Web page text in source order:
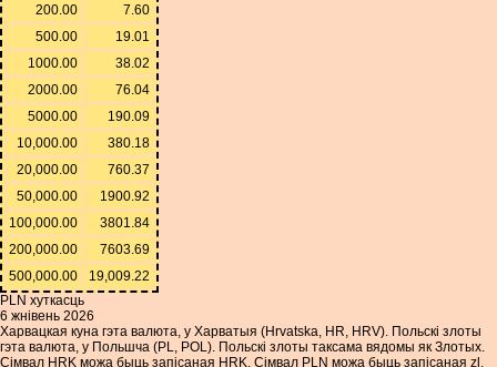
200.00
7.60
500.00
19.01
1000.00
38.02
2000.00
76.04
5000.00
190.09
10,000.00
380.18
20,000.00
760.37
50,000.00
1900.92
100,000.00
3801.84
200,000.00
7603.69
500,000.00
19,009.22
PLN хуткасць
6 жнівень 2026
Харвацкая куна гэта валюта, у Харватыя (Hrvatska, HR, HRV). Польскі злоты
гэта валюта, у Польшча (PL, POL). Польскі злоты таксама вядомы як Злотых.
Сімвал HRK можа быць запісаная HRK. Сімвал PLN можа быць запісаная zl.